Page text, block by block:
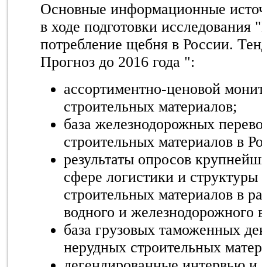
Основные информационные
в ходе подготовки исследования
потребление щебня в России.
Прогноз до 2016 года ":
ассортиментно-ценовой
строительных материалов;
база железнодорожных
строительных материалов в
результаты опросов
сфере логистики и
строительных материалов в
водного и железнодорожного
база грузовых таможенных
нерудных строительных